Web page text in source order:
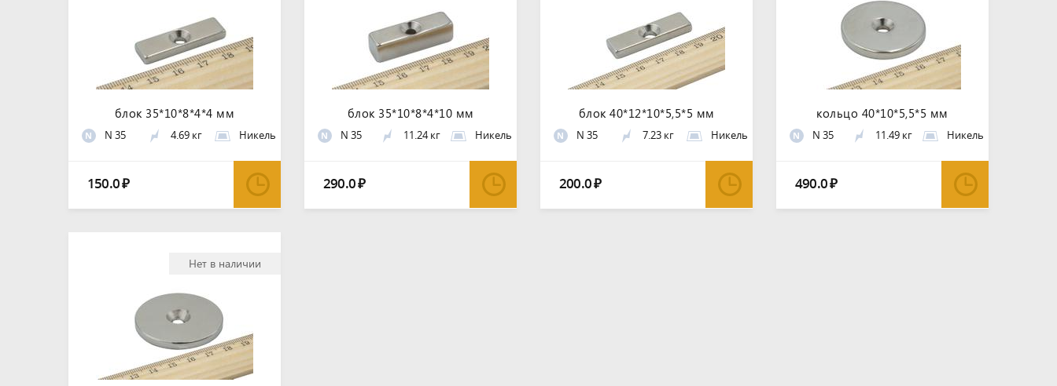
блок 35*10*8*4*4 мм
N N 35 4.69 кг Никель
150.0₽
блок 35*10*8*4*10 мм
N N 35 11.24 кг Никель
290.0₽
блок 40*12*10*5,5*5 мм
N N 35 7.23 кг Никель
200.0₽
кольцо 40*10*5,5*5 мм
N N 35 11.49 кг Никель
490.0₽
Нет в наличии